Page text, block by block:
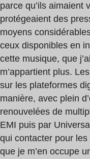
parce qu’ils aimaient
protégeaient des
moyens
ceux disponibles en
cette musique, que
m’appartient plus.
sur les plateformes
manière, avec plein
renouvelées de
EMI puis par
qui contacter pour les
que je m’en occupe